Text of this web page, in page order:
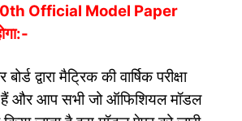
Official Model Paper
द्वारा मैट्रिक की वार्षिक परीक्षा
और आप सभी जो ऑफिशियल मॉडल